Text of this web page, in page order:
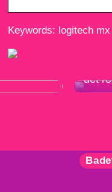
Keywords: logitech
det